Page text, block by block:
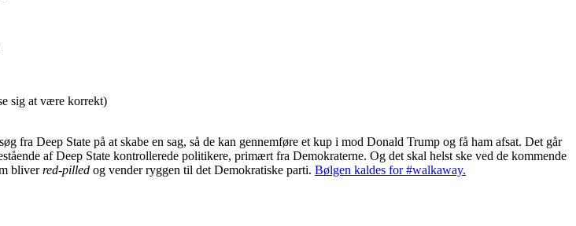
sig at være korrekt)
Deep State på at skabe en sag, så de kan gennemføre et kup i mod Donald Trump og få ham afsat. Det går
af Deep State kontrollerede politikere, primært fra Demokraterne. Og det skal helst ske ved de kommende
bliverred-pilled og vender ryggen til det Demokratiske parti. Bølgen kaldes for #walkaway.